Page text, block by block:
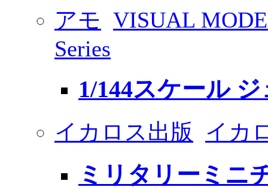
アモ VISUAL
Series
1/144スケール
イカロス出版 イカ
ミリタリーミニ